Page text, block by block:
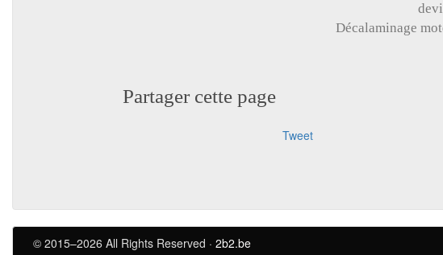
Décalaminage
Partager cette page
Tweet
© 2015–2026 All Rights Reserved · 2b2.be